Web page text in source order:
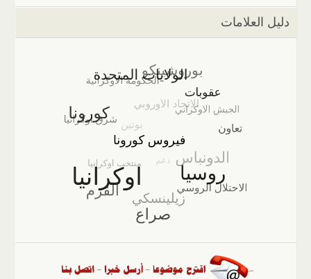
دليل العلامات